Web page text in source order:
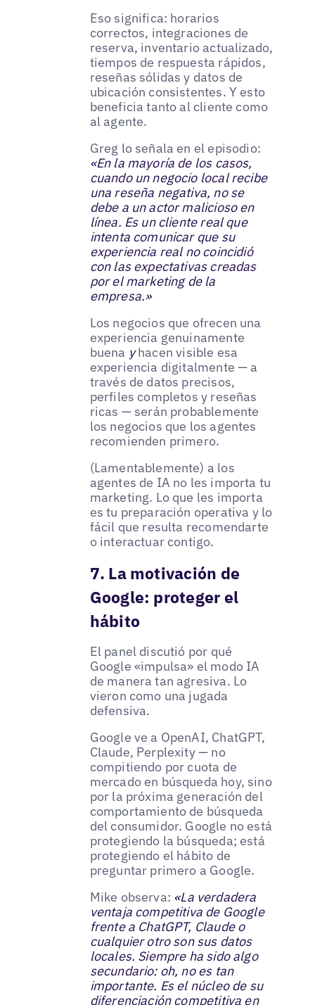
Eso significa: horarios
correctos, integraciones de
reserva, inventario actualizado,
tiempos de respuesta rápidos,
reseñas sólidas y datos de
ubicación consistentes. Y esto
beneficia tanto al cliente como
al agente.
Greg lo señala en el episodio:
«En la mayoría de los casos,
cuando un negocio local recibe
una reseña negativa, no se
debe a un actor malicioso en
línea. Es un cliente real que
intenta comunicar que su
experiencia real no coincidió
con las expectativas creadas
por el marketing de la
empresa.»
Los negocios que ofrecen una
experiencia genuinamente
buena yhacen visible esa
experiencia digitalmente — a
través de datos precisos,
perfiles completos y reseñas
ricas — serán probablemente
los negocios que los agentes
recomienden primero.
(Lamentablemente) a los
agentes de IA no les importa tu
marketing. Lo que les importa
es tu preparación operativa y lo
fácil que resulta recomendarte
o interactuar contigo.
7. La motivación de
Google: proteger el
hábito
El panel discutió por qué
Google «impulsa» el modo IA
de manera tan agresiva. Lo
vieron como una jugada
defensiva.
Google ve a OpenAI, ChatGPT,
Claude, Perplexity — no
compitiendo por cuota de
mercado en búsqueda hoy, sino
por la próxima generación del
comportamiento de búsqueda
del consumidor. Google no está
protegiendo la búsqueda; está
protegiendo el hábito de
preguntar primero a Google.
Mike observa: «La verdadera
ventaja competitiva de Google
frente a ChatGPT, Claude o
cualquier otro son sus datos
locales. Siempre ha sido algo
secundario: oh, no es tan
importante. Es el núcleo de su
diferenciación competitiva en